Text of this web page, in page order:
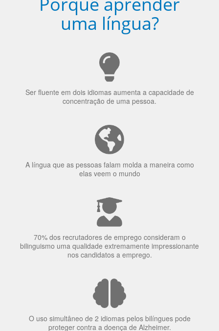
Porquê aprender
uma língua?
Ser fluente em dois idiomas aumenta a capacidade de
A língua que as pessoas falam molda a maneira como
70% dos recrutadores de emprego consideram o
bilinguismo uma qualidade extremamente impressionante